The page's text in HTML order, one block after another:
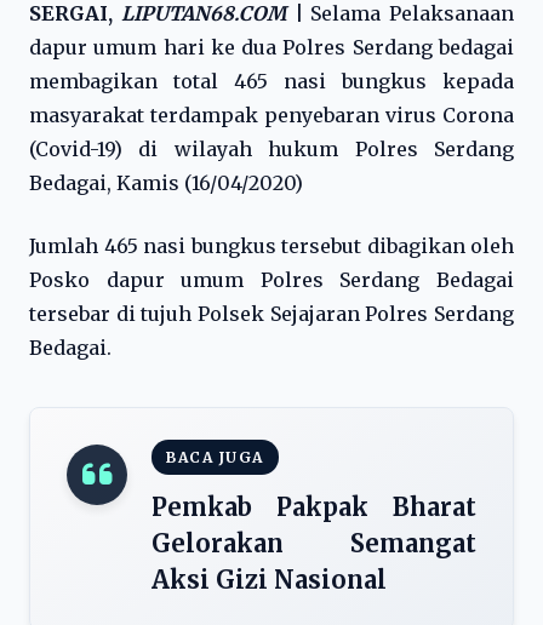
SERGAI, LIPUTAN68.COM|
Selama Pelaksanaan
dapur umum hari ke dua Polres Serdang bedagai
membagikan total 465 nasi bungkus kepada
masyarakat terdampak penyebaran virus Corona
(Covid-19) di wilayah hukum Polres Serdang
Bedagai, Kamis (16/04/2020)
Jumlah 465 nasi bungkus tersebut dibagikan oleh
Posko dapur umum Polres Serdang Bedagai
tersebar di tujuh Polsek Sejajaran Polres Serdang
Bedagai.
BACA JUGA
Pemkab Pakpak Bharat
Gelorakan Semangat
Aksi Gizi Nasional